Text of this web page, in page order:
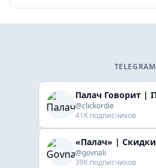
TELEGRAM
@clickordie
41K подписчиков
@govnali
39K подписчиков